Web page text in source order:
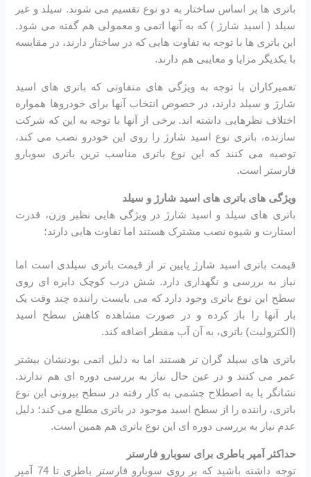
باتری ها بر اساس ساختار به دو نوع تقسیم می شوند. سیلد و غیر
سیلد ( اسید شارژ ) که به آنها اتمی و معمولی هم گفته می شود.
این باتری ها با توجه به تفاوت هایی که در ساختار دارند، در مقایسه
با یکدیگر مزایا و معایبی هم دارند.
تعمیرکاران با توجه به ویژگی های متفاوتی که باتری های اسید
شارژ و سیلد دارند، در خصوص انتخاب آنها برای خودروها همواره
اختلاف نظرهایی داشته اند. برخی از آنها با توجه به این که شرکت
سازنده، باتری نوع اسید شارژ را روی این خودرو نصب می کند،
توصیه می کنند که این نوع باتری مناسب ترین باتری سوبارو
فارستر است.
ویژگی های باتری های اسید شارژ و سیلد
باتری های سیلد و اسید شارژ در ویژگی هایی نظیر وزن، قدرت
استارت و شیوه نصب مشترک هستند اما تفاوت هایی دارند؛
قیمت باتری اسید شارژ پایین تر از قیمت باتری سیلدی است اما
نیاز به بررسی و نگهداری دارد. شش درب کوچک دایره ای روی
سطح این نوع باتری وجود دارد که می بایست راننده چند وقت یک
بار آنها را باز کرده و در صورت مشاهده کاهش سطح اسید
(الکترولیت) باتری، به آن آب مقطر اضافه کند.
باتری های سیلد گران تر هستند اما به دلیل اتمی بودنشان بیشتر
عمر می کنند و در عین حال نیاز به بررسی دوره ای هم ندارند.
نشانگر یا به اصطلاح چشمی به کار رفته در سطح بیرونی این نوع
باتری، راننده را از سطح اسید موجود در باتری مطلع می کند؛ دلیل
عدم نیاز به بررسی دوره ای این نوع باتری هم همین است.
حداکثر آمپر باطری برای سوبارو فارستر
توجه داشته باشید که بر روی سوبارو فارستر باطری تا 74 آمپر